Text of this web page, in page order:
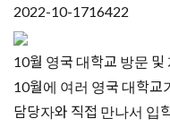
2022-10-1716422
10월 영국 대학교 방문 및
10월에 여러 영국 대학
담당자와 직접 만나서 입